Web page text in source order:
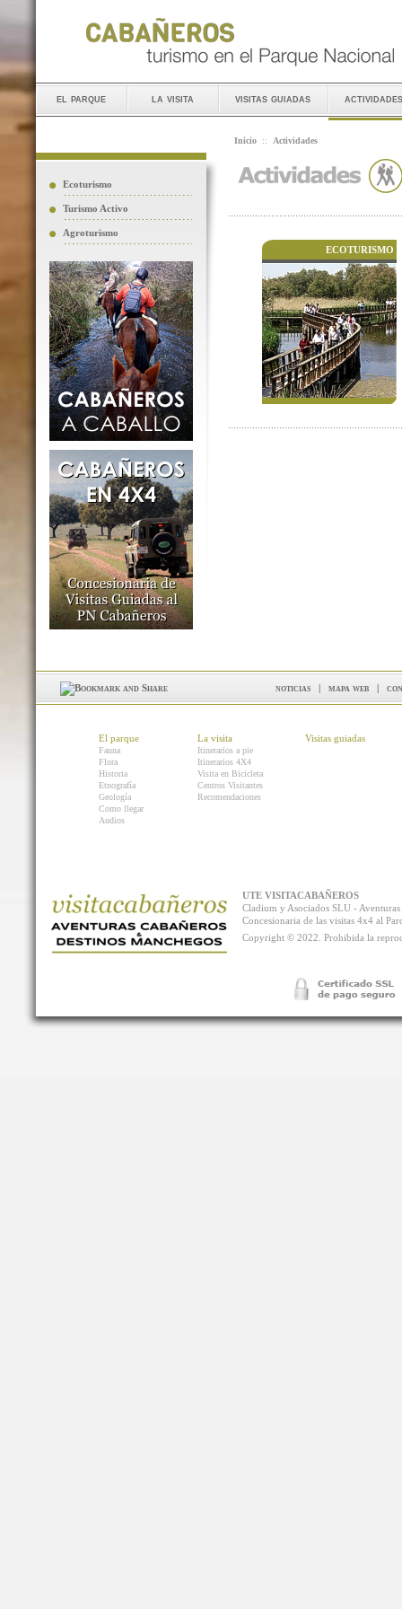
el parque la visita visitas guiadas actividades
Ecoturismo
Turismo Activo
Agroturismo
Inicio :: Actividades
ECOTURISMO
noticias | mapa web |
El parque
Fauna
Flora
Historia
Etnografía
Geología
Como llegar
Audios
La visita
Itinerarios a pie
Itinerarios 4X4
Visita en Bicicleta
Centros Visitantes
Recomendaciones
Visitas guiadas
UTE VISITACABAÑEROS
Cladium y Asociados SLU -
Concesionaria de las visitas 4x4 al
Copyright © 2022. Prohibida la